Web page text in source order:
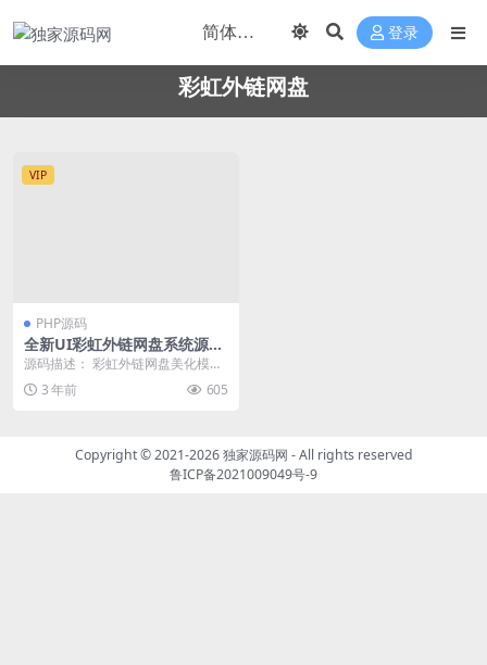
登录
彩虹外链网盘
VIP
PHP源码
全新UI彩虹外链网盘系统源码
前后端美化模板
源码描述： 彩虹外链网盘美化模板
是一款 PHP 网盘与外链分享程序的
模板，支持所...
3 年前 605
Copyright © 2021-2026独家源码网 - All rights reserved
鲁ICP备2021009049号-9